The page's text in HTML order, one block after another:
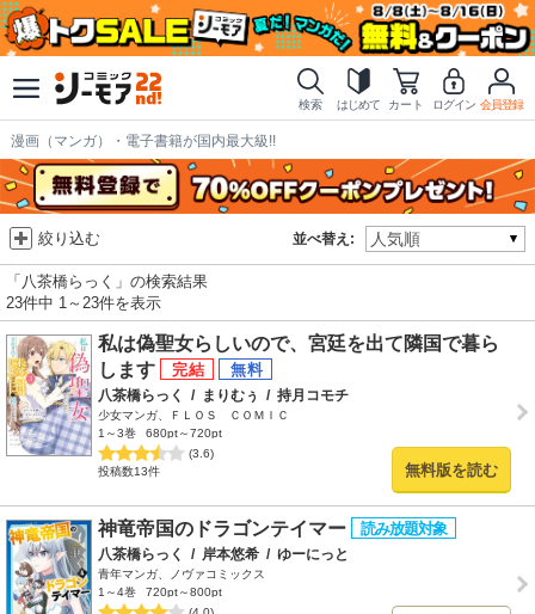
検索 はじめて カート ログイン 会員登録
漫画（マンガ）・電子書籍が国内最大級!!
並べ替え:
絞り込む
「八茶橋らっく」の検索結果
23件中 1～23件を表示
私は偽聖女らしいので、宮廷を出て隣国で暮ら
します
八茶橋らっく / まりむぅ / 持月コモチ
少女マンガ、ＦＬＯＳ ＣＯＭＩＣ
1～3巻
680pt～720pt
(3.6)
投稿数13件
無料版を読む
神竜帝国のドラゴンテイマー
八茶橋らっく / 岸本悠希 / ゆーにっと
青年マンガ、ノヴァコミックス
1～4巻
720pt～800pt